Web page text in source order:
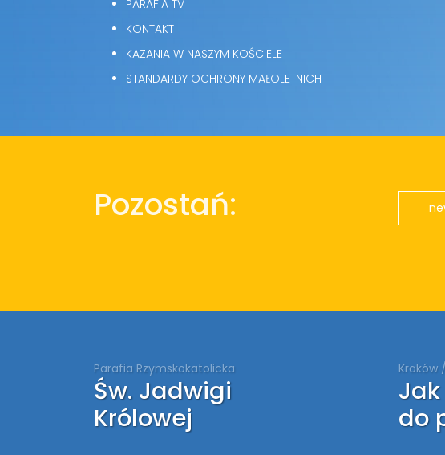
PARAFIA TV
KONTAKT
KAZANIA W NASZYM KOŚCIELE
STANDARDY OCHRONY MAŁOLETNICH
Pozostań:
Parafia Rzymskokatolicka
Św. Jadwigi
Królowej
Kraków
do